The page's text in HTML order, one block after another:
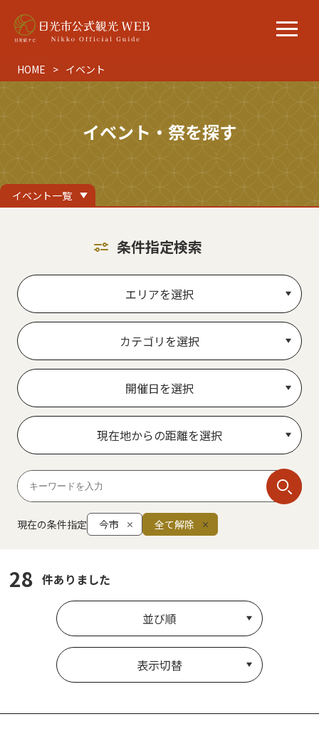
HOME イベント
イベント・祭を探す
イベント一覧
条件指定検索
エリアを選択
カテゴリを選択
開催日を選択
現在地からの距離を選択
現在の条件指定 今市 全て解除
28 件ありました
並び順
表示切替